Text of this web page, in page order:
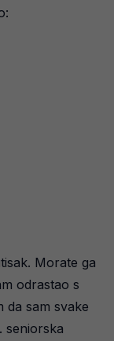
Morate ga
odrastao s
da sam svake
seniorska